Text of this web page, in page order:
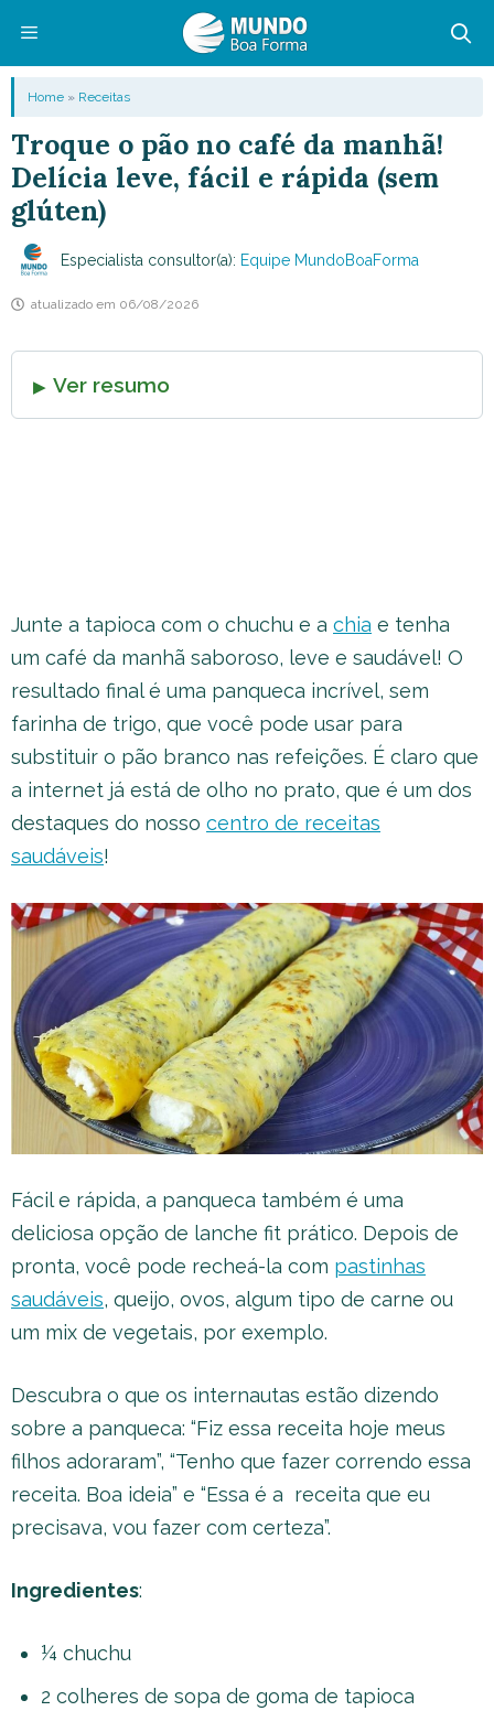
conteúdo
Menu
Home » Receitas
Troque o pão no café da manhã!
Delícia leve, fácil e rápida (sem
glúten)
Especialista consultor(a): Equipe MundoBoaForma
atualizado em 06/08/2026
Ver resumo
Junte a tapioca com o chuchu e a chia e tenha
um café da manhã saboroso, leve e saudável! O
resultado final é uma panqueca incrível, sem
farinha de trigo, que você pode usar para
substituir o pão branco nas refeições. É claro que
a internet já está de olho no prato, que é um dos
destaques do nosso centro de receitas
saudáveis!
Fácil e rápida, a panqueca também é uma
deliciosa opção de lanche fit prático. Depois de
pronta, você pode recheá-la com pastinhas
saudáveis, queijo, ovos, algum tipo de carne ou
um mix de vegetais, por exemplo.
Descubra o que os internautas estão dizendo
sobre a panqueca: “Fiz essa receita hoje meus
filhos adoraram”, “Tenho que fazer correndo essa
receita. Boa ideia” e “Essa é a receita que eu
precisava, vou fazer com certeza”.
Ingredientes:
¼ chuchu
2 colheres de sopa de goma de tapioca